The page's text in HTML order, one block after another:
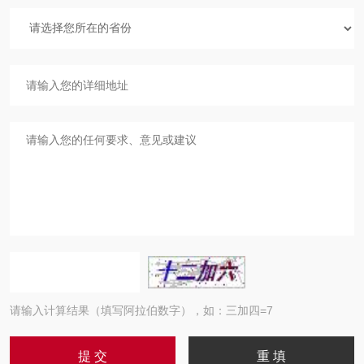
请输入计算结果（填写阿拉伯数字），如：三加四=7